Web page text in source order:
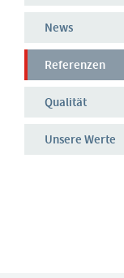
News
Referenzen
Qualität
Unsere Werte